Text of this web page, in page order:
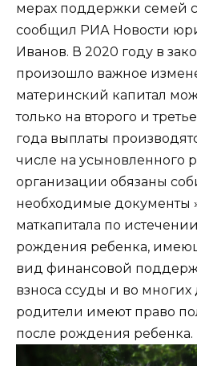
мерах поддержки семей
сообщил РИА Новости
Иванов. В 2020 году в
произошло важное
материнский капитал
только на второго и
года выплаты
числе на усыновленного
организации обязаны
необходимые документы
маткапитала по
рождения ребенка,
вид финансовой
взноса ссуды и во многих
родители имеют право
после рождения ребенка.